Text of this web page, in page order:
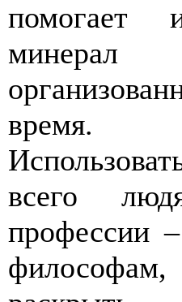
помогает
время.
всего
профессии
философам,